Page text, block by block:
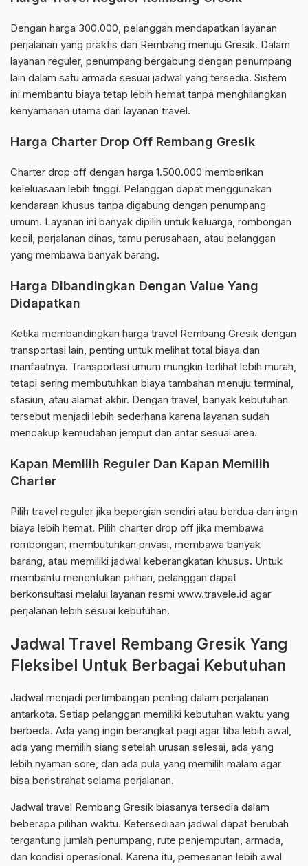
Dengan harga 300.000, pelanggan mendapatkan layanan
perjalanan yang praktis dari Rembang menuju Gresik. Dalam
layanan reguler, penumpang bergabung dengan penumpang
lain dalam satu armada sesuai jadwal yang tersedia. Sistem
ini membantu biaya tetap lebih hemat tanpa menghilangkan
kenyamanan utama dari layanan travel.
Harga Charter Drop Off Rembang Gresik
Charter drop off dengan harga 1.500.000 memberikan
keleluasaan lebih tinggi. Pelanggan dapat menggunakan
kendaraan khusus tanpa digabung dengan penumpang
umum. Layanan ini banyak dipilih untuk keluarga, rombongan
kecil, perjalanan dinas, tamu perusahaan, atau pelanggan
yang membawa banyak barang.
Harga Dibandingkan Dengan Value Yang
Didapatkan
Ketika membandingkan harga travel Rembang Gresik dengan
transportasi lain, penting untuk melihat total biaya dan
manfaatnya. Transportasi umum mungkin terlihat lebih murah,
tetapi sering membutuhkan biaya tambahan menuju terminal,
stasiun, atau alamat akhir. Dengan travel, banyak kebutuhan
tersebut menjadi lebih sederhana karena layanan sudah
mencakup kemudahan jemput dan antar sesuai area.
Kapan Memilih Reguler Dan Kapan Memilih
Charter
Pilih travel reguler jika bepergian sendiri atau berdua dan ingin
biaya lebih hemat. Pilih charter drop off jika membawa
rombongan, membutuhkan privasi, membawa banyak
barang, atau memiliki jadwal keberangkatan khusus. Untuk
membantu menentukan pilihan, pelanggan dapat
berkonsultasi melalui layanan resmi www.travele.id agar
perjalanan lebih sesuai kebutuhan.
Jadwal Travel Rembang Gresik Yang
Fleksibel Untuk Berbagai Kebutuhan
Jadwal menjadi pertimbangan penting dalam perjalanan
antarkota. Setiap pelanggan memiliki kebutuhan waktu yang
berbeda. Ada yang ingin berangkat pagi agar tiba lebih awal,
ada yang memilih siang setelah urusan selesai, ada yang
lebih nyaman sore, dan ada pula yang memilih malam agar
bisa beristirahat selama perjalanan.
Jadwal travel Rembang Gresik biasanya tersedia dalam
beberapa pilihan waktu. Ketersediaan jadwal dapat berubah
tergantung jumlah penumpang, rute penjemputan, armada,
dan kondisi operasional. Karena itu, pemesanan lebih awal